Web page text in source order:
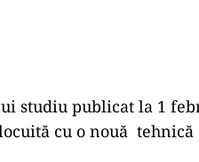
studiu publicat la 1
cu o nouă